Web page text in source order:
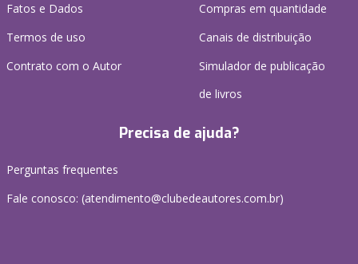
Fatos e Dados
Termos de uso
Contrato com o Autor
Compras em quantidade
Canais de distribuição
Simulador de publicação
de livros
Precisa de ajuda?
Perguntas frequentes
Fale conosco: (atendimento@clubedeautores.com.br)